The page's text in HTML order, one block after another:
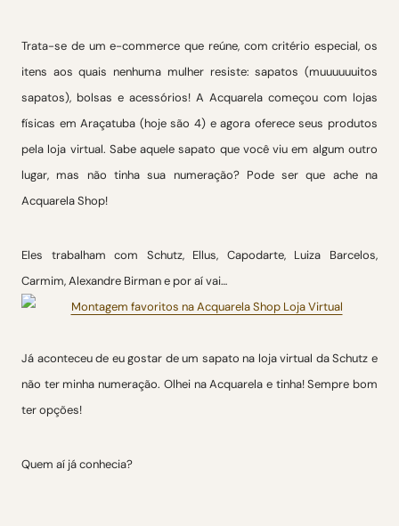
Trata-se de um e-commerce que reúne, com critério especial, os
itens aos quais nenhuma mulher resiste: sapatos (muuuuuuitos
sapatos), bolsas e acessórios! A Acquarela começou com lojas
físicas em Araçatuba (hoje são 4) e agora oferece seus produtos
pela loja virtual. Sabe aquele sapato que você viu em algum outro
lugar, mas não tinha sua numeração? Pode ser que ache na
Acquarela Shop!
Eles trabalham com Schutz, Ellus, Capodarte, Luiza Barcelos,
Carmim, Alexandre Birman e por aí vai…
Já aconteceu de eu gostar de um sapato na loja virtual da Schutz e
não ter minha numeração. Olhei na Acquarela e tinha! Sempre bom
ter opções!
Quem aí já conhecia?